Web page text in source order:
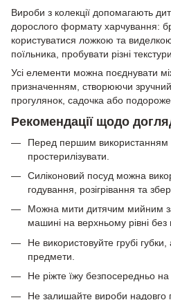
Вироби з колекції допомагають
дорослого формату харчування:
користуватися ложкою та
поїльника, пробувати різні
Усі елементи можна поєднувати
призначенням, створюючи
прогулянок, садочка або
Рекомендації щодо
Перед першим використанням
простерилізувати.
Силіконовий посуд можна
годування, розігрівання та
Можна мити дитячим мийним
машині на верхньому рівні без
Не використовуйте грубі губки,
предмети.
Не ріжте їжу безпосередньо на
Не залишайте вироби